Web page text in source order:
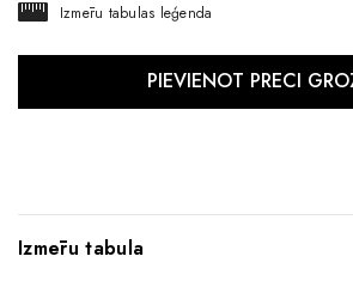
Izmēru tabulas leģenda
Izmēru tabula